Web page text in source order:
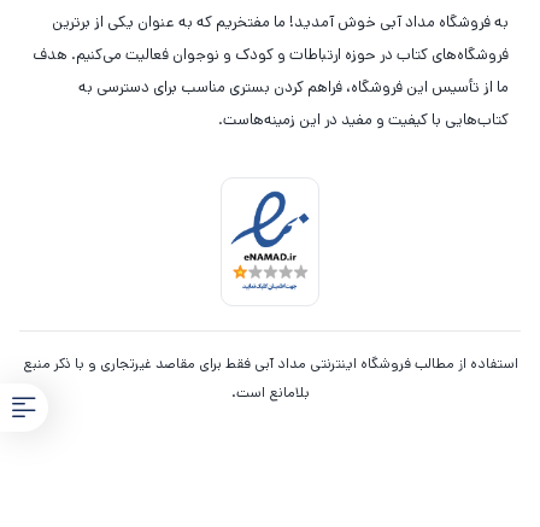
به فروشگاه مداد آبی خوش آمدید! ما مفتخریم که به عنوان یکی از برترین
فروشگاه‌های کتاب در حوزه ارتباطات و کودک و نوجوان فعالیت می‌کنیم. هدف
ما از تأسیس این فروشگاه، فراهم کردن بستری مناسب برای دسترسی به
کتاب‌هایی با کیفیت و مفید در این زمینه‌هاست.
استفاده از مطالب فروشگاه اینترنتی مداد آبی فقط برای مقاصد غیرتجاری و با ذکر منبع
بلامانع است.